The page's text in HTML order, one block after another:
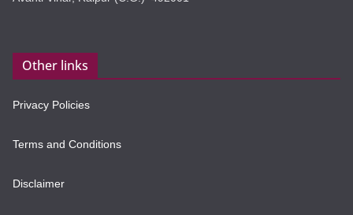
Other links
Privacy Policies
Terms and Conditions
Disclaimer